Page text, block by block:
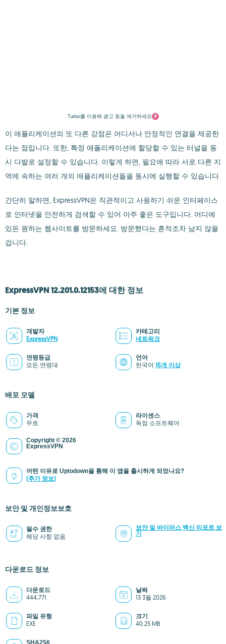
Turbo를 이용해 광고 등을 제거하세요
이 애플리케이션의 또 다른 강점은 어디서나 안정적인 연결을 제공한
다는 점입니다. 또한, 특정 애플리케이션에 할당할 수 있는 터널을 동
시 다발로 설정할 수 있습니다. 이렇게 하면, 필요에 따라 서로 다른 지
역에 속하는 여러 개의 애플리케이션들을 동시에 실행할 수 있습니다.
간단히 말하면, ExpressVPN은 직관적이고 사용하기 쉬운 인터페이스
로 인터넷을 안전하게 검색할 수 있어 아주 좋은 도구입니다. 어디에
있든 원하는 웹사이트를 방문하세요. 방문했다는 흔적조차 남지 않을
겁니다.
ExpressVPN 12.201.0.12153에 대한 정보
기본 정보
개발자
ExpressVPN
카테고리
네트워크
연령등급
모든 연령대
언어
한국어 16개 이상
배포 모델
가격
무료
라이센스
독점 소프트웨어
Copyright © 2026
ExpressVPN
어떤 이유로 Uptodown을 통해 이 앱을 출시하게 되었나요?
(추가 정보)
보안 및 개인정보보호
필수 권한
해당 사항 없음
보안 및 바이러스 백신 리포트 보
기
다운로드 정보
다운로드
444,771
날짜
13 3월 2026
파일 유형
EXE
크기
40.25 MB
SHA256